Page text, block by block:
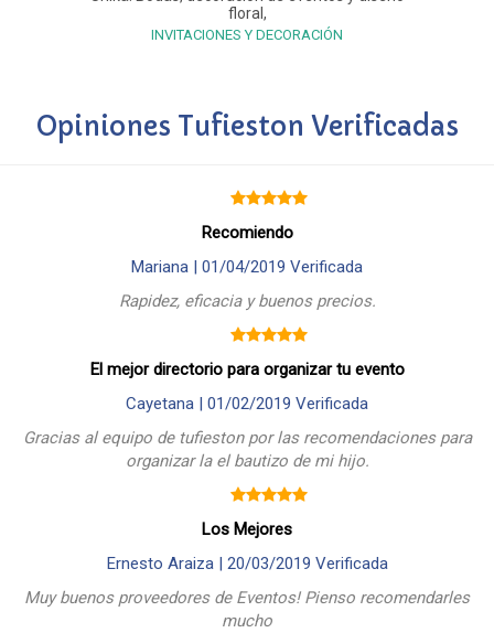
floral,
INVITACIONES Y DECORACIÓN
Opiniones Tufieston Verificadas
Recomiendo
Mariana | 01/04/2019 Verificada
Rapidez, eficacia y buenos precios.
El mejor directorio para organizar tu evento
Cayetana | 01/02/2019 Verificada
Gracias al equipo de tufieston por las recomendaciones para
organizar la el bautizo de mi hijo.
Los Mejores
Ernesto Araiza | 20/03/2019 Verificada
Muy buenos proveedores de Eventos! Pienso recomendarles
mucho